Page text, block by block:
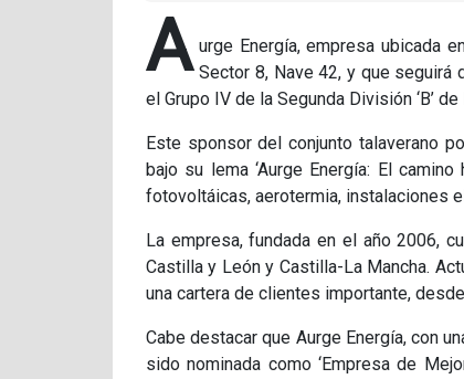
A urge Energía, empresa ubicada
Sector 8, Nave 42, y que seguirá
el Grupo IV de la Segunda División ‘B’
Este sponsor del conjunto talaverano
bajo su lema ‘Aurge Energía: El
fotovoltáicas, aerotermia, instalaciones
La empresa, fundada en el año 2006,
Castilla y León y Castilla-La Mancha.
una cartera de clientes importante,
Cabe destacar que Aurge Energía, con
sido nominada como ‘Empresa de